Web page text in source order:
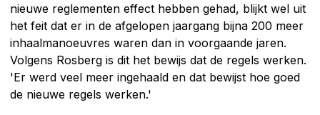
nieuwe reglementen effect hebben gehad, blijkt wel uit
het feit dat er in de afgelopen jaargang bijna 200 meer
inhaalmanoeuvres waren dan in voorgaande jaren.
Volgens Rosberg is dit het bewijs dat de regels werken.
'Er werd veel meer ingehaald en dat bewijst hoe goed
de nieuwe regels werken.'